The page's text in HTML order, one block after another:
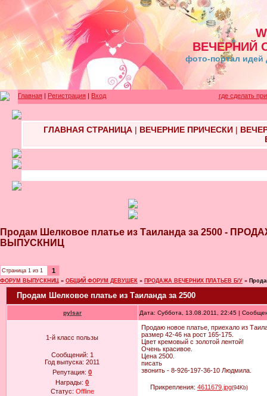
ВЕЧЕРНИЙ
фото-портал идей
Главная | Регистрация | Вход где сделать
ГЛАВНАЯ СТРАНИЦА| ВЕЧЕРНИЕ ПРИЧЕСКИ|
Продам Шелковое платье из Таиланда за 2500 -
ВЫПУСКНИЦ
Страница 1 из 1 1
ФОРУМ ВЫПУСКНИЦ » ОБЩИЙ ФОРУМ ДЕВУШЕК » ПРОДАЖА ВЕЧЕРНИХ ПЛАТЬЕВ Б/У »
Продам Шелковое платье из Таиланда за 2500
pylsar Дата: Суббота, 13.08.2011, 22:45 |
1-й класс пользы
Сообщений: 1
Год выпуска:2011
Репутация:0
Награды:0
Статус: Offline
Продаю новое платье, приехало из
размер 42-46 на рост 165-175.
Цвет кремовый с золотой лентой!
Очень красивое.
Цена 2500.
писать
звонить - 8-926-197-36-10 Людмила.
Прикрепления: 4611679.jpg(94Kb)